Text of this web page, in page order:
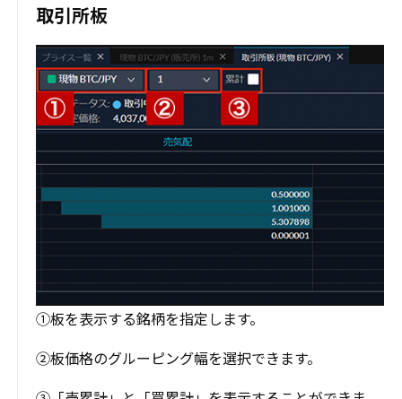
取引所板
①板を表示する銘柄を指定します。
②板価格のグルーピング幅を選択できます。